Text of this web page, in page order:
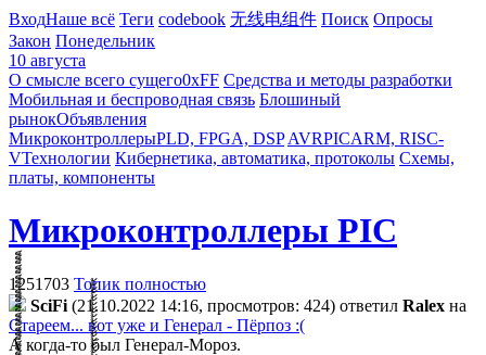
ВходНаше всё Теги codebook 无线电组件 Поиск Опросы
Закон Понедельник
10 августа
О смысле всего сущего0xFF Средства и методы разработки
Мобильная и беспроводная связь Блошиный
рынокОбъявления
МикроконтроллерыPLD, FPGA, DSP AVRPICARM, RISC-
VТехнологии Кибернетика, автоматика, протоколы Схемы,
платы, компоненты
Микроконтроллеры PIC
1251703 Топик полностью
SciFi (21.10.2022 14:16, просмотров: 424) ответил Ralex на
Стареем... вот уже и Генерал - Пёрпоз :(
А когда-то был Генерал-Мороз.